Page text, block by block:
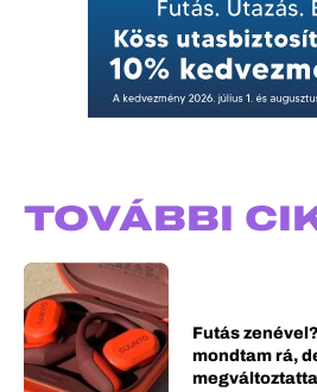
TOVÁBBI
Futás
mondtam rá,